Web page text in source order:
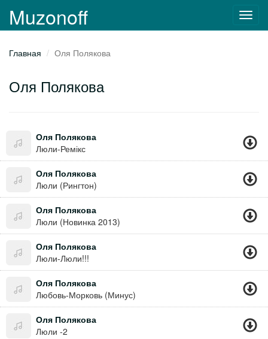
Muzonoff
Главная Оля Полякова
Оля Полякова
Оля Полякова
Люли-Ремікс
Оля Полякова
Люли (Рингтон)
Оля Полякова
Люли (Новинка 2013)
Оля Полякова
Люли-Люли!!!
Оля Полякова
Любовь-Морковь (Минус)
Оля Полякова
Люли -2